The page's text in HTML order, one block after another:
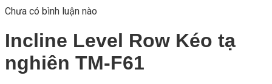
Chưa có bình luận nào
Incline Level Row Kéo tạ
nghiên TM-F61